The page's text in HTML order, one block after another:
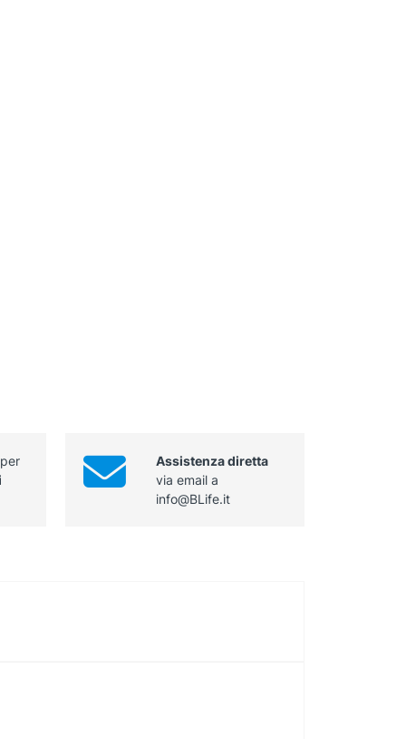
Assistenza diretta
via email a
info@BLife.it